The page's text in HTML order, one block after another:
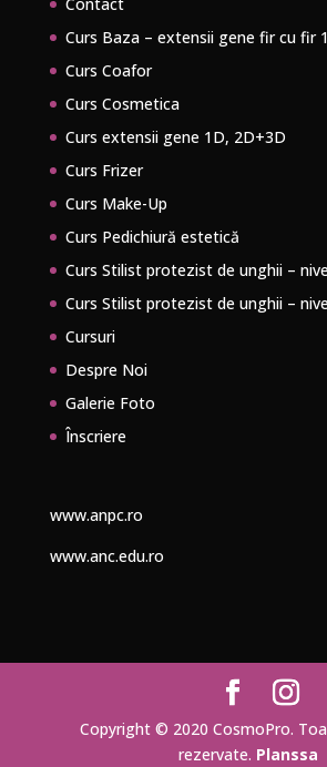
Curs Baza – extensii gene fir cu fir
Curs Coafor
Curs Cosmetica
Curs extensii gene 1D, 2D+3D
Curs Frizer
Curs Make-Up
Curs Pedichiură estetică
Curs Stilist protezist de unghii –
Curs Stilist protezist de unghii –
Cursuri
Despre Noi
Galerie Foto
Înscriere
www.anpc.ro
www.anc.edu.ro
Copyright © 2020 CosmoPro.
rezervate. Planssa